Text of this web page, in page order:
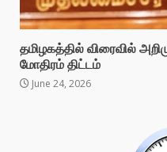
தமிழகத்தில் விரைவில்
மோதிரம் திட்டம்
June 24, 2026